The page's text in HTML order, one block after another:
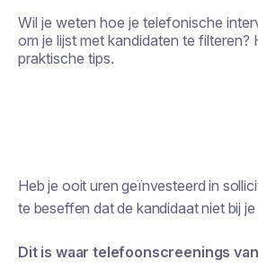
Wil je weten hoe je telefonische
om je lijst met kandidaten te filteren?
praktische tips.
Heb je ooit uren geïnvesteerd in
te beseffen dat de kandidaat niet bij je
Dit is waar telefoonscreenings